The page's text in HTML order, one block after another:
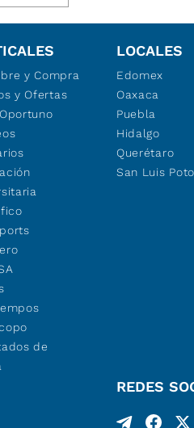
y Compra
y Ofertas
de
LOCALES
Edomex
Oaxaca
Puebla
Hidalgo
Querétaro
San Luis
REDES